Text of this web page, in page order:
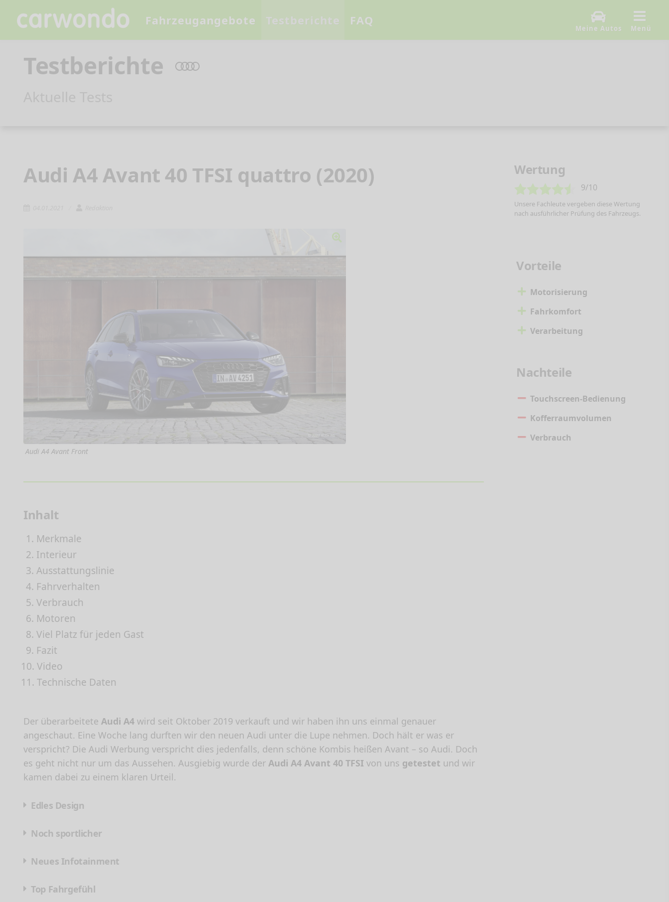
Fahrzeugangebote Testberichte FAQ
Menü
Meine Autos
Testberichte
Audi A4 Avant 40 TFSI quattro (2020)
Audi A4 Avant Front
Wertung
9/10
Unsere Fachleute vergeben diese Wertung
nach ausführlicher Prüfung des Fahrzeugs.
Vorteile
Motorisierung
Fahrkomfort
Verarbeitung
Nachteile
Touchscreen-Bedienung
Kofferraumvolumen
Verbrauch
Inhalt
1. Merkmale
2. Interieur
3. Ausstattungslinie
4. Fahrverhalten
5. Verbrauch
6. Motoren
8. Viel Platz für jeden Gast
9. Fazit
10. Video
11. Technische Daten
Der überarbeitete Audi A4 wird seit Oktober 2019 verkauft und wir haben ihn uns einmal genauer
angeschaut. Eine Woche lang durften wir den neuen Audi unter die Lupe nehmen. Doch hält er was er
verspricht? Die Audi Werbung verspricht dies jedenfalls, denn schöne Kombis heißen Avant – so Audi. Doch
es geht nicht nur um das Aussehen. Ausgiebig wurde der Audi A4 Avant 40 TFSI von uns getestet und wir
kamen dabei zu einem klaren Urteil.
Edles Design
Noch sportlicher
Neues Infotainment
Top Fahrgefühl